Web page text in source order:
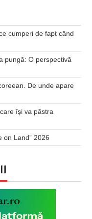
cumperi de fapt când
pungă: O perspectivă
De unde apare
își va păstra
on Land” 2026